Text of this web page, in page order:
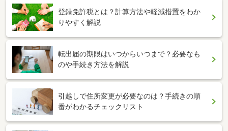
登録免許税とは？計算方法や軽減措置をわか
りやすく解説
転出届の期限はいつからいつまで？必要なも
のや手続き方法を解説
引越しで住所変更が必要なのは？手続きの順
番がわかるチェックリスト